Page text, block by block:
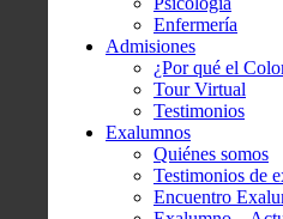
Enfermería
Admisiones
¿Por qué el
Tour Virtual
Testimonios
Exalumnos
Quiénes somos
Testimonios de
Encuentro